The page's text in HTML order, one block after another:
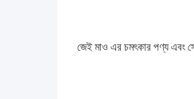
জেই মাও এর চমৎকার পণ্য এবং